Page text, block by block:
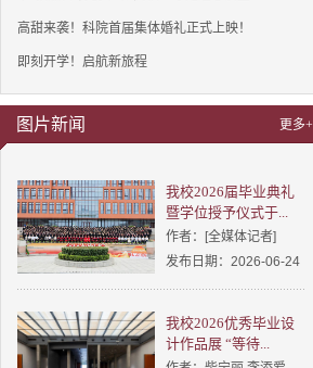
高甜来袭！科院首届集体婚礼正式上映！
即刻开学！启航新旅程
图片新闻 更多+
我校2026届毕业典礼
暨学位授予仪式于...
作者：[全媒体记者]
发布日期：2026-06-24
我校2026优秀毕业设
计作品展 “等待...